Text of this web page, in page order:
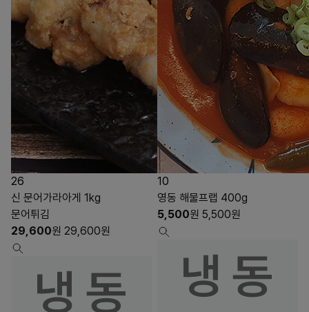
26
신 문어가라아게 1kg
문어튀김
29,600원 29,600원
10
영동 해물프랩 400g
5,500원 5,500원